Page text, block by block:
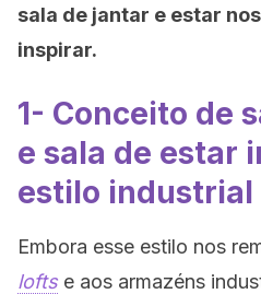
sala de jantar e estar
inspirar.
1- Conceito de
e sala de estar
estilo industrial
Embora esse estilo nos
lofts e aos armazéns